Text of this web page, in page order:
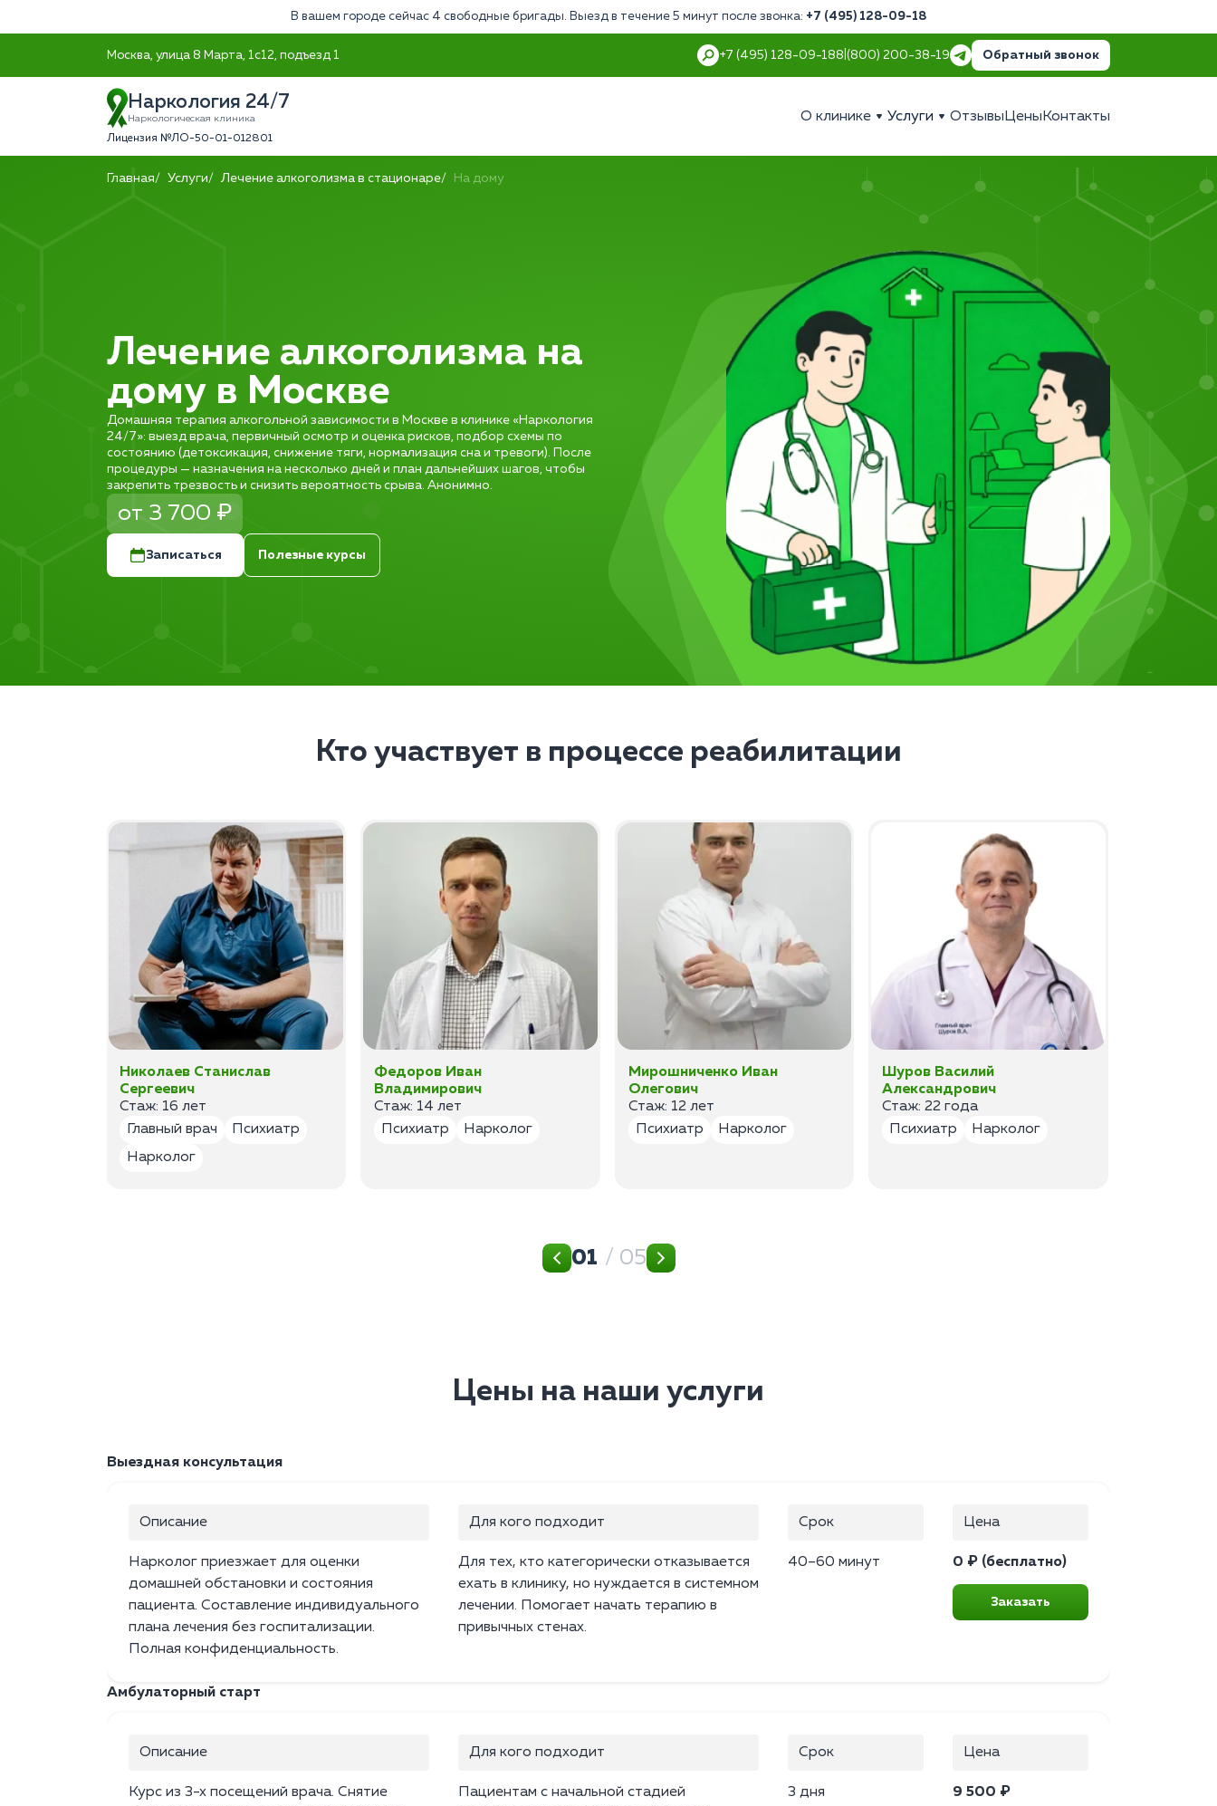
В вашем городе сейчас 4 свободные бригады. Выезд в течение 5 минут после звонка: +7 (495) 128-09-18
Москва, улица 8 Марта, 1с12, подъезд 1 +7 (495) 128-09-188 (800) 200-38-19 Обратный звонок
Наркология 24/7
Наркологическая клиника
Лицензия №ЛО-50-01-012801
О клинике Услуги Отзывы Цены Контакты
Главная Услуги Лечение алкоголизма в стационаре На дому
Лечение алкоголизма на
дому в Москве
Домашняя терапия алкогольной зависимости в Москве в клинике «Наркология
24/7»: выезд врача, первичный осмотр и оценка рисков, подбор схемы по
состоянию (детоксикация, снижение тяги, нормализация сна и тревоги). После
процедуры — назначения на несколько дней и план дальнейших шагов, чтобы
закрепить трезвость и снизить вероятность срыва. Анонимно.
от 3 700 ₽
Записаться Полезные курсы
Кто участвует в процессе реабилитации
Николаев Станислав
Сергеевич
Стаж: 16 лет
Главный врач
Психиатр
Нарколог
Федоров Иван
Владимирович
Стаж: 14 лет
Психиатр
Нарколог
Мирошниченко Иван
Олегович
Стаж: 12 лет
Психиатр
Нарколог
Шуров Василий
Александрович
Стаж: 22 года
Психиатр
Нарколог
01 / 05
Цены на наши услуги
Выездная консультация
Описание
Нарколог приезжает для оценки
домашней обстановки и состояния
пациента. Составление индивидуального
плана лечения без госпитализации.
Полная конфиденциальность.
Для кого подходит
Для тех, кто категорически отказывается
ехать в клинику, но нуждается в системном
лечении. Помогает начать терапию в
привычных стенах.
Срок
40–60 минут
Цена
0 ₽ (бесплатно)
Заказать
Амбулаторный старт
Описание
Курс из 3-х посещений врача. Снятие
Для кого подходит
Пациентам с начальной стадией
Срок
3 дня
Цена
9 500 ₽